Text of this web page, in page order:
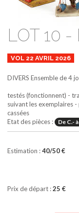
LOT 10 -
VOL 22 AVRIL 2026
DIVERS Ensemble de 4
testés (fonctionnent) -
suivant les exemplaires
cassées
Etat des pièces :
De C.-
Estimation :40/50 €
Prix de départ :25 €